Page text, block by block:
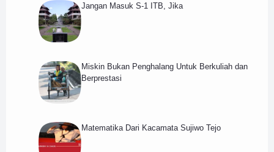
Jangan Masuk S-1 ITB, Jika
Miskin Bukan Penghalang Untuk Berkuliah dan
Berprestasi
Matematika Dari Kacamata Sujiwo Tejo